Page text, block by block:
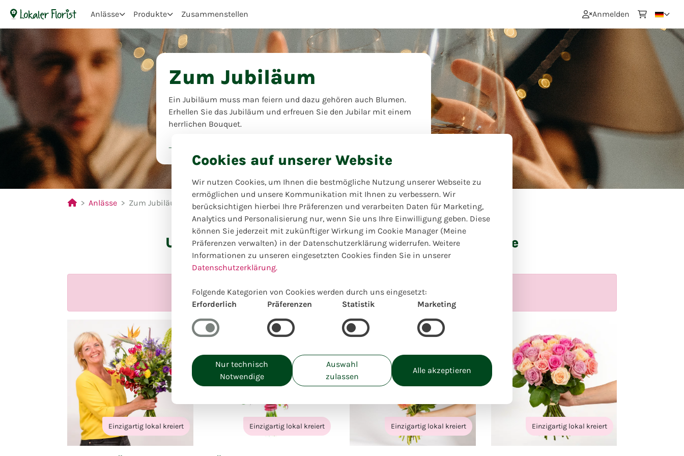
Anlässe Produkte Zusammenstellen Anmelden
Zum Jubiläum
Ein Jubiläum muss man feiern und dazu gehören auch Blumen.
Erhellen Sie das Jubiläum und erfreuen Sie den Jubilar mit einem
herrlichen Bouquet.
Anlässe Zum Jubiläum
Unsere online Auswahl hierzu passender Produkte
ab: 13.07.26 bis 06.08.26
Einzigartig lokal kreiert Einzigartig lokal kreiert Einzigartig lokal kreiert Einzigartig lokal kreiert
Cookies auf unserer Website
Wir nutzen Cookies, um Ihnen die bestmögliche Nutzung unserer Webseite zu
ermöglichen und unsere Kommunikation mit Ihnen zu verbessern. Wir
berücksichtigen hierbei Ihre Präferenzen und verarbeiten Daten für Marketing,
Analytics und Personalisierung nur, wenn Sie uns Ihre Einwilligung geben. Diese
können Sie jederzeit mit zukünftiger Wirkung im Cookie Manager (Meine
Präferenzen verwalten) in der Datenschutzerklärung widerrufen. Weitere
Informationen zu unseren eingesetzten Cookies finden Sie in unserer
Datenschutzerklärung.
Folgende Kategorien von Cookies werden durch uns eingesetzt:
Erforderlich
Präferenzen Statistik Marketing
Nur technisch
Notwendige
Auswahl
zulassen
Alle akzeptieren